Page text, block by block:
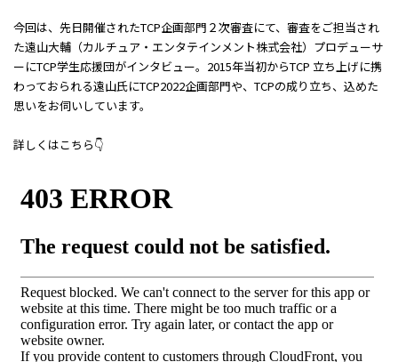
今回は、先日開催されたTCP企画部門２次審査にて、審査をご担当され
た遠山大輔（カルチュア・エンタテインメント株式会社）プロデューサ
ーにTCP学生応援団がインタビュー。2015年当初からTCP 立ち上げに携
わっておられる遠山氏にTCP2022企画部門や、TCPの成り立ち、込めた
思いをお伺いしています。
詳しくはこちら👇